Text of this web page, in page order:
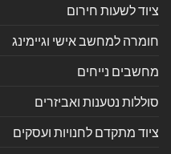
ציוד לשעות חירום
חומרה למחשב אישי וגיימינג
מחשבים נייחים
סוללות נטענות ואביזרים
ציוד מתקדם לחנויות ועסקים